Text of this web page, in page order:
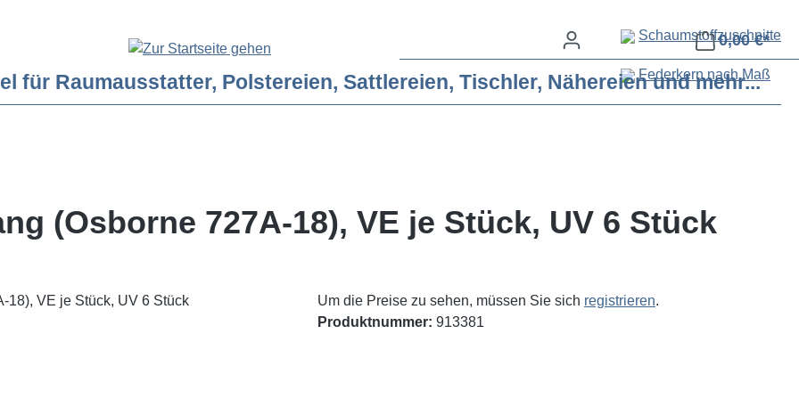
Schaumstoffzuschnitte
Federkern nach Maß
0,00 €*
für Raumausstatter, Polstereien, Sattlereien, Tischler, Nähereien und mehr...
(Osborne 727A-18), VE je Stück, UV 6 Stück
Um die Preise zu sehen, müssen Sie sich registrieren.
Produktnummer: 913381